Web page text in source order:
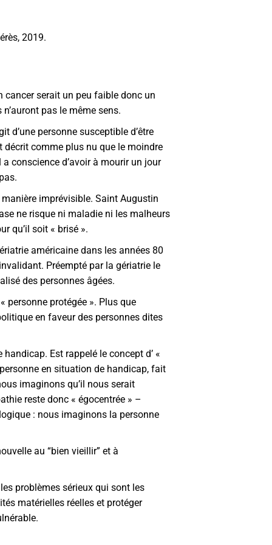
2019.
cancer serait un peu faible donc un
pas le même sens.
d’une personne susceptible d’être
décrit comme plus nu que le moindre
conscience d’avoir à mourir un jour
imprévisible. Saint Augustin
ne risque ni maladie ni les malheurs
qu’il soit « brisé ».
américaine dans les années 80
Préempté par la gériatrie le
des personnes âgées.
personne protégée ». Plus que
en faveur des personnes dites
Est rappelé le concept d’ «
en situation de handicap, fait
imaginons qu’il nous serait
reste donc « égocentrée » –
: nous imaginons la personne
au “bien vieillir” et à
problèmes sérieux qui sont les
matérielles réelles et protéger